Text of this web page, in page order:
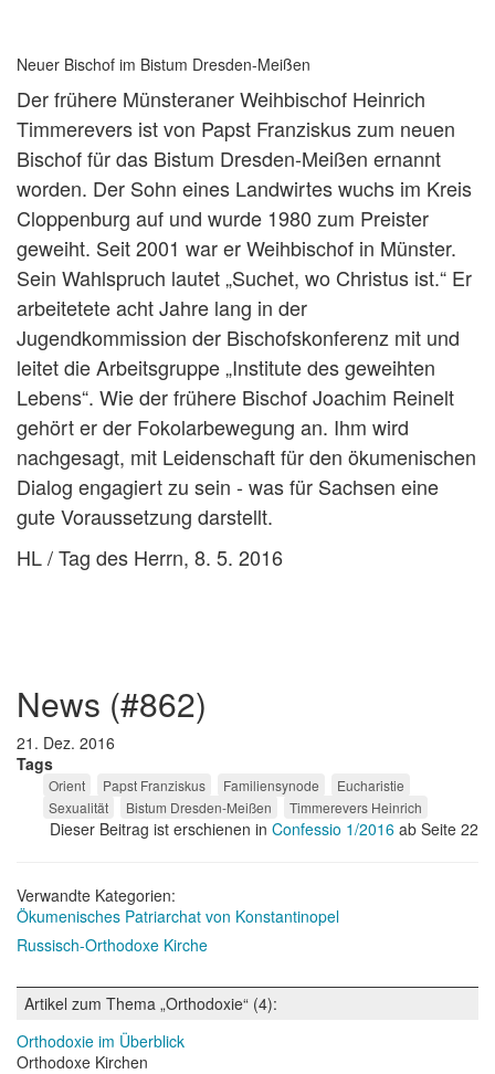
Neuer Bischof im Bistum Dresden-Meißen
Der frühere Münsteraner Weihbischof Heinrich
Timmerevers ist von Papst Franziskus zum neuen
Bischof für das Bistum Dresden-Meißen ernannt
worden. Der Sohn eines Landwirtes wuchs im Kreis
Cloppenburg auf und wurde 1980 zum Preister
geweiht. Seit 2001 war er Weihbischof in Münster.
Sein Wahlspruch lautet „Suchet, wo Christus ist.“ Er
arbeitetete acht Jahre lang in der
Jugendkommission der Bischofskonferenz mit und
leitet die Arbeitsgruppe „Institute des geweihten
Lebens“. Wie der frühere Bischof Joachim Reinelt
gehört er der Fokolarbewegung an. Ihm wird
nachgesagt, mit Leidenschaft für den ökumenischen
Dialog engagiert zu sein - was für Sachsen eine
gute Voraussetzung darstellt.
HL / Tag des Herrn, 8. 5. 2016
news (#862)
21. Dez. 2016
Tags
Orient Papst Franziskus Familiensynode
Eucharistie
Sexualität
Bistum Dresden-Meißen Timmerevers Heinrich
Dieser Beitrag ist erschienen in Confessio 1/2016 ab Seite 22
Verwandte Kategorien:
Ökumenisches Patriarchat von Konstantinopel
Russisch-Orthodoxe Kirche
Artikel zum Thema „Orthodoxie“ (4):
Orthodoxie im Überblick
Orthodoxe Kirchen